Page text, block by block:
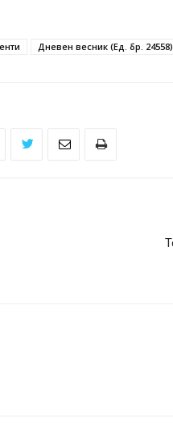
Дневен весник (Ед. бр. 24558)